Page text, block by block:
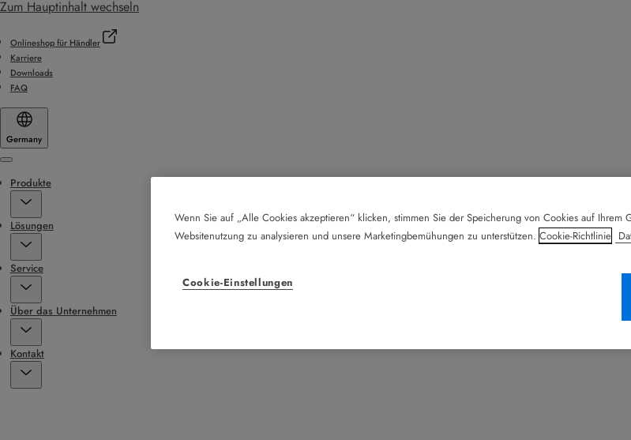
Zum Hauptinhalt wechseln
Onlineshop für Händler
Karriere
Downloads
FAQ
Germany
Menu
Produkte
Lösungen
Service
Über das Unternehmen
Kontakt
Wenn Sie auf „Alle Cookies akzeptieren“ klicken, stimmen Sie der Speicherung von Cookies auf Ihrem
Websitenutzung zu analysieren und unsere Marketingbemühungen zu unterstützen. Cookie-Richtlinie
Cookie-Einstellungen